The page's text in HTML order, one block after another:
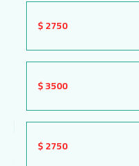
2750 $
3500 $
2750 $